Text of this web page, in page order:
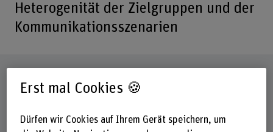
Heterogenität der Zielgruppen und der
Kommunikationsszenarien
Hochschule der Künste Bern
Erst mal Cookies 🍪
Dürfen wir Cookies auf Ihrem Gerät speichern, um